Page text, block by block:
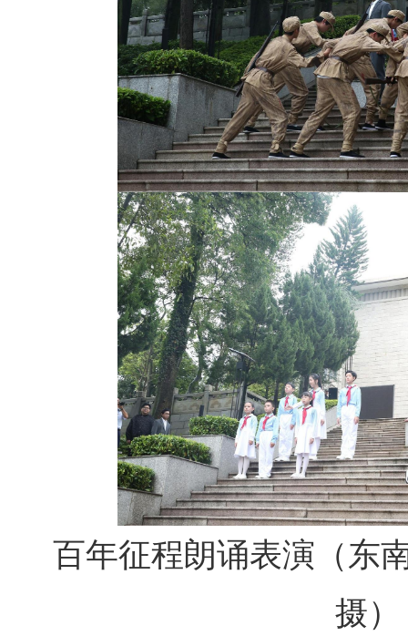
百年征程朗诵表演 （东
摄）